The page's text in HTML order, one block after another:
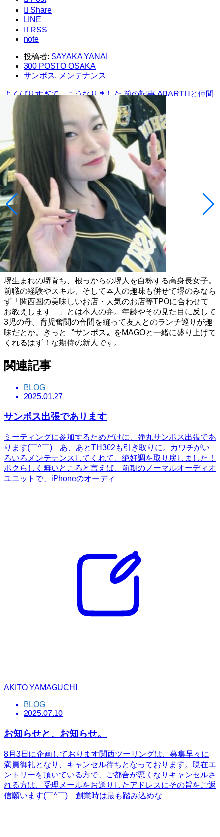
 Share
LINE
 RSS
note
投稿者: SAYAKA YANAI
300 POSTO OSAKA
サンポス, メンテナンス
よくばりすぎて、こうなりました 前の記事 ABARTHと仲間
とDT3の時間♪
次の記事
SAYAKA YANAI
堺生まれの堺育ち、根っからの堺人を自称する高身長女子。
前職の経験やスキル、そして本人の趣味も併せて堺のみなら
ず「関西圏の美味しいお店・人気のお店等TPOに合わせて
お教えします！」とは本人の弁。年齢やその見た目に反して
3児の母。育児奮闘の合間を縫って友人とのランチ巡りが趣
味だとか。きっと〝サンポス〟をMAGOと一緒に盛り上げて
くれるはず！な期待の新人です。
関連記事
BLOG
2025.01.27
サンポス出張であります
ミーティングに参加するためだけに、弾丸サンポス出張であ
ります(￣^￣)ゞあ、あとTH302も引き取りに。カワチがい
ろいろメンテナンスしてくれて、絶好調を取り戻しました！
ボクらしく無いところと言えば、前期のノーマルオーディオ
ユニットで、iPhoneのオーディ
AKITO YAMAGUCHI
BLOG
2025.07.10
お知らせと、お知らせ。
8月3日に企画しております関西ツーリングは、募集早々に
満員御礼となり、キャンセル待ちとなっております。現在エ
ントリーを頂いている方で、ご都合が悪くなりキャンセルさ
れる方は、受理メールをお送りしたアドレスにその旨をご返
信願います(￣^￣)ゞ創業時は最も踏み込めな